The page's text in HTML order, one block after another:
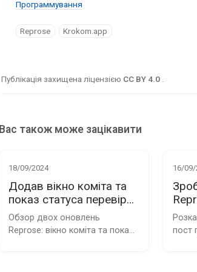
Программування
Reprose Krokom.app
Публікація захищена ліцензією CC BY 4.0
Вас також може зацікавити
18/09/2024
Додав вікно коміта та
показ статуса перевірки
в Reprose
Обзор двох оновлень
Reprose: вікно коміта та показ
16/09/
пост